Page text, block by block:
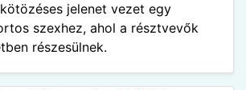
jelenet vezet egy
szexhez, ahol a résztvevők
részesülnek.